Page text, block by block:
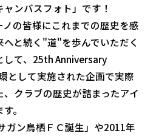
ンバスフォト」です！
ノの皆様にこれまでの歴史を感
へと続く"道"を歩んでいただく
して、25th Anniversary
として実施された企画で実際
、クラブの歴史が詰まったアイ
。
ガン鳥栖ＦＣ誕生」や2011年